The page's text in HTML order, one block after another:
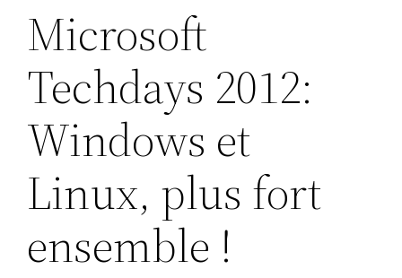
Microsoft
Techdays 2012:
Windows et
Linux, plus fort
ensemble !